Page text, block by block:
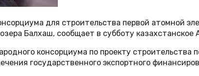
для строительства первой атомной
Балхаш, сообщает в субботу казахстанское
консорциума по проекту
государственного экспортного